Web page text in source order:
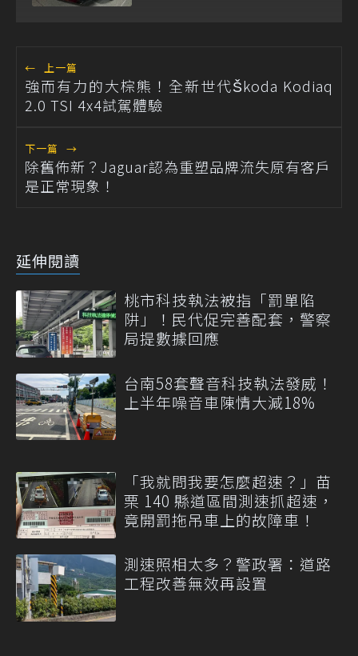
← 上一篇
強而有力的大棕熊！全新世代Škoda Kodiaq
2.0 TSI 4x4試駕體驗
下一篇 →
除舊佈新？Jaguar認為重塑品牌流失原有客戶
是正常現象！
延伸閱讀
桃市科技執法被指「罰單陷
阱」！民代促完善配套，警察
局提數據回應
台南58套聲音科技執法發威！
上半年噪音車陳情大減18%
「我就問我要怎麼超速？」苗
栗 140 縣道區間測速抓超速，
竟開罰拖吊車上的故障車！
測速照相太多？警政署：道路
工程改善無效再設置